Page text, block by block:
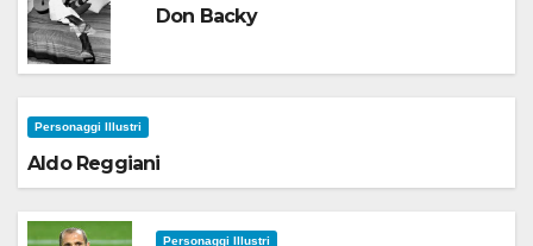
Don Backy
Personaggi Illustri
Aldo Reggiani
Personaggi Illustri